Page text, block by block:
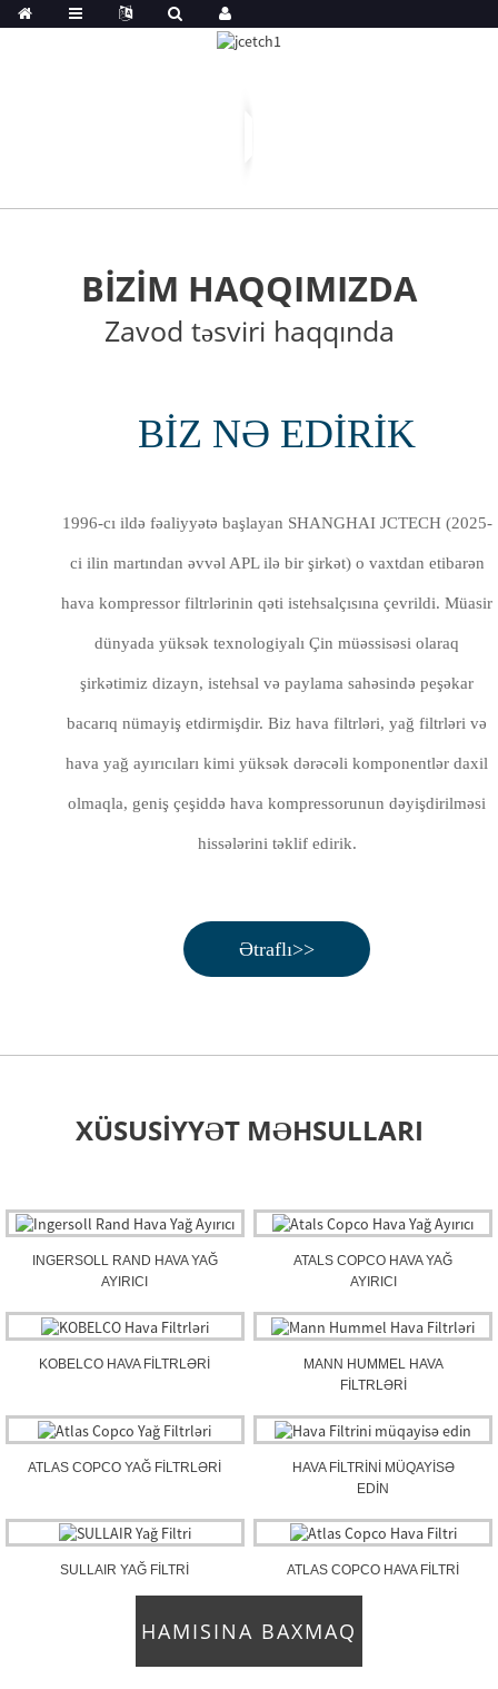
BIZIM HAQQIMIZDA
Zavod təsviri haqqında
BIZ NƏ EDIRIK
1996-cı ildə fəaliyyətə başlayan SHANGHAI JCTECH (2025-
ci ilin martından əvvəl APL ilə bir şirkət) o vaxtdan etibarən
hava kompressor filtrlərinin qəti istehsalçısına çevrildi. Müasir
dünyada yüksək texnologiyalı Çin müəssisəsi olaraq
şirkətimiz dizayn, istehsal və paylama sahəsində peşəkar
bacarıq nümayiş etdirmişdir. Biz hava filtrləri, yağ filtrləri və
hava yağ ayırıcıları kimi yüksək dərəcəli komponentlər daxil
olmaqla, geniş çeşiddə hava kompressorunun dəyişdirilməsi
hissələrini təklif edirik.
Ətraflı>>
XÜSUSIYYƏT MƏHSULLARI
INGERSOLL RAND HAVA YAĞ
AYIRICI
ATALS COPCO HAVA YAĞ
AYIRICI
KOBELCO HAVA FILTRLƏRI
MANN HUMMEL HAVA
FILTRLƏRI
ATLAS COPCO YAĞ FILTRLƏRI
HAVA FILTRINI MÜQAYISƏ
EDIN
SULLAIR YAĞ FILTRI ATLAS COPCO HAVA FILTRI
HAMISINA BAXMAQ